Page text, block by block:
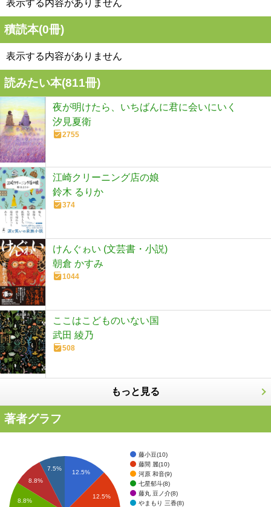
表示する内容がありません
積読本(0冊)
表示する内容がありません
読みたい本(811冊)
夜が明けたら、いちばんに君に会いにいく
汐見夏衛
2755
江崎クリーニング店の娘
鈴木 るりか
374
けんぐゎい (文芸書・小説)
朝倉 かすみ
1044
ここはこどものいない国
武田 綾乃
508
もっと見る
著者グラフ
藤小豆(10)
藤間 麗(10)
河原 和音(9)
七星郁斗(8)
藤丸 豆ノ介(8)
やまもり 三香(8)
12.5%
12.5%
7.5%
8.8%
8.8%